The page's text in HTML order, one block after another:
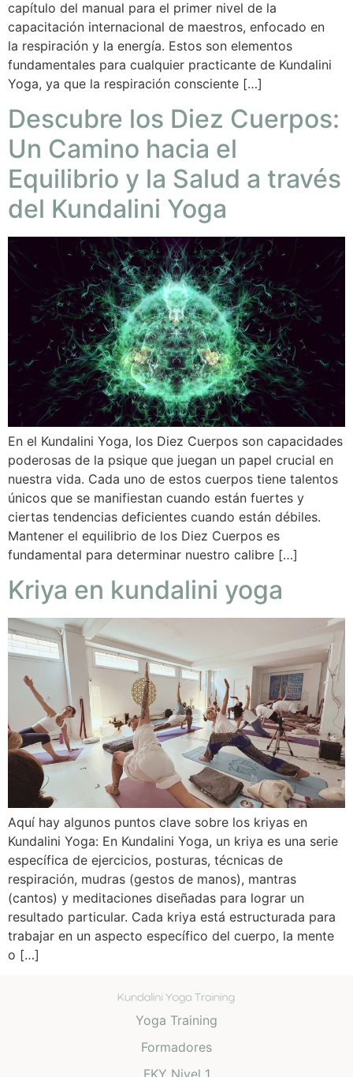
capítulo del manual para el primer nivel de la
capacitación internacional de maestros, enfocado en
la respiración y la energía. Estos son elementos
fundamentales para cualquier practicante de Kundalini
Yoga, ya que la respiración consciente […]
Descubre los Diez Cuerpos:
Un Camino hacia el
Equilibrio y la Salud a través
del Kundalini Yoga
En el Kundalini Yoga, los Diez Cuerpos son capacidades
poderosas de la psique que juegan un papel crucial en
nuestra vida. Cada uno de estos cuerpos tiene talentos
únicos que se manifiestan cuando están fuertes y
ciertas tendencias deficientes cuando están débiles.
Mantener el equilibrio de los Diez Cuerpos es
fundamental para determinar nuestro calibre […]
Kriya en kundalini yoga
Aquí hay algunos puntos clave sobre los kriyas en
Kundalini Yoga: En Kundalini Yoga, un kriya es una serie
específica de ejercicios, posturas, técnicas de
respiración, mudras (gestos de manos), mantras
(cantos) y meditaciones diseñadas para lograr un
resultado particular. Cada kriya está estructurada para
trabajar en un aspecto específico del cuerpo, la mente
o […]
Yoga Training
Formadores
FKY Nivel 1